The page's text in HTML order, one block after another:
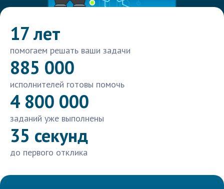
17 лет
помогаем решать ваши задачи
885 000
исполнителей готовы помочь
4 800 000
заданий уже выполнены
35 секунд
до первого отклика